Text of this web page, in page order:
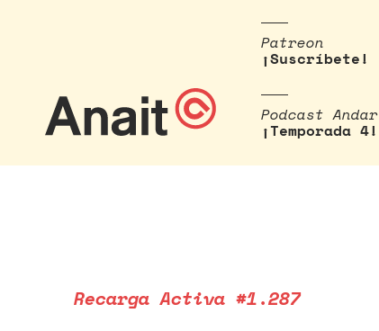
Patreon
¡Suscríbete!
Podcast Andar
¡Temporada 4!
Recarga Activa #1.287